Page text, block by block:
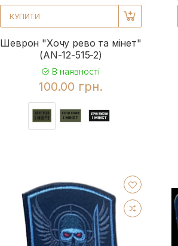
КУПИТИ
Шеврон "Хочу рево та мінет"
(AN-12-515-2)
В наявності
100.00 грн.